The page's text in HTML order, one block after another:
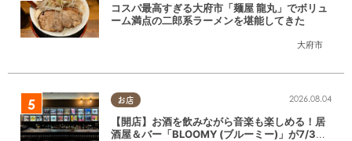
大府市
コスパ最高すぎる大府市「麺屋 龍丸」でボリュ
ーム満点の二郎系ラーメンを堪能してきた
お店 2026.08.04
【開店】お酒を飲みながら音楽も楽しめる！居
酒屋＆バー「BLOOMY (ブルーミー)」が7/3